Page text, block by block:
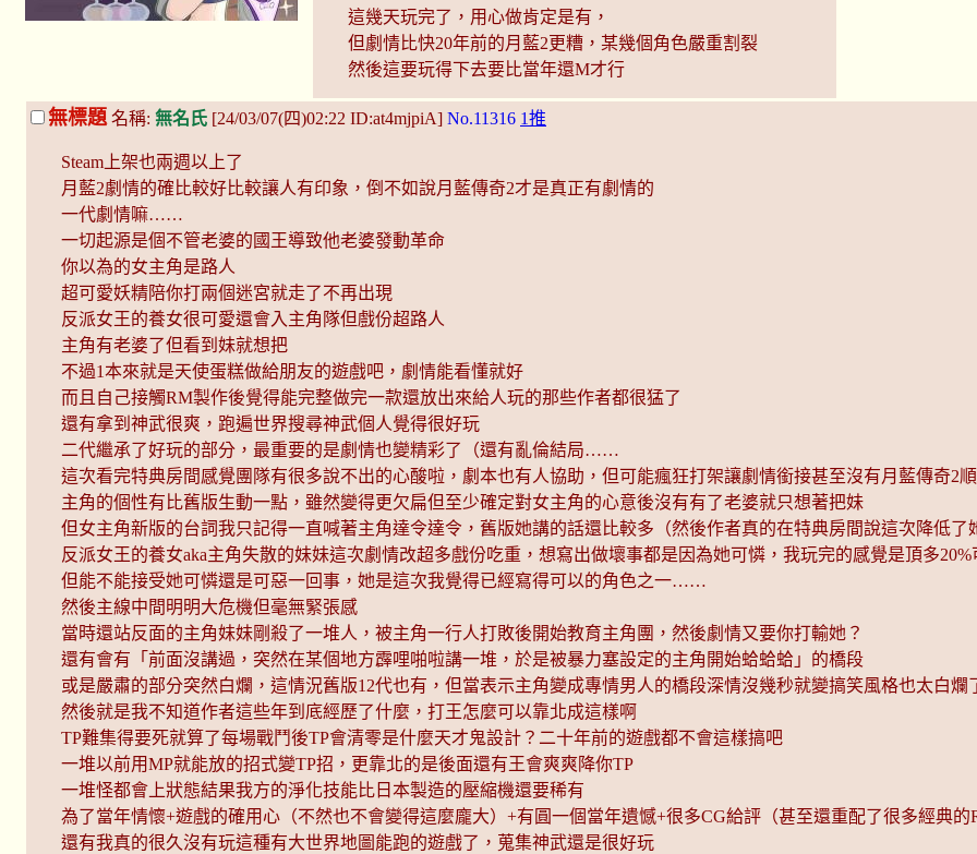
這幾天玩完了，用心做肯定是有，
但劇情比快20年前的月藍2更糟，某幾個角色嚴重割裂
然後這要玩得下去要比當年還M才行
無標題 名稱: 無名氏 [24/03/07(四)02:22 ID:at4mjpiA] No.11316 1推
Steam上架也兩週以上了
月藍2劇情的確比較好比較讓人有印象，倒不如說月藍傳奇2才是真正有劇情的
一代劇情嘛……
一切起源是個不管老婆的國王導致他老婆發動革命
你以為的女主角是路人
超可愛妖精陪你打兩個迷宮就走了不再出現
反派女王的養女很可愛還會入主角隊但戲份超路人
主角有老婆了但看到妹就想把
不過1本來就是天使蛋糕做給朋友的遊戲吧，劇情能看懂就好
而且自己接觸RM製作後覺得能完整做完一款還放出來給人玩的那些作者都很猛了
還有拿到神武很爽，跑遍世界搜尋神武個人覺得很好玩
二代繼承了好玩的部分，最重要的是劇情也變精彩了（還有亂倫結局……
這次看完特典房間感覺團隊有很多說不出的心酸啦，劇本也有人協助，但可能瘋狂打架讓劇情銜接甚至沒有月藍傳奇2
主角的個性有比舊版生動一點，雖然變得更欠扁但至少確定對女主角的心意後沒有有了老婆就只想著把妹
但女主角新版的台詞我只記得一直喊著主角達令達令，舊版她講的話還比較多（然後作者真的在特典房間說這次降低
反派女王的養女aka主角失散的妹妹這次劇情改超多戲份吃重，想寫出做壞事都是因為她可憐，我玩完的感覺是頂多20%
但能不能接受她可憐還是可惡一回事，她是這次我覺得已經寫得可以的角色之一……
然後主線中間明明大危機但毫無緊張感
當時還站反面的主角妹妹剛殺了一堆人，被主角一行人打敗後開始教育主角團，然後劇情又要你打輸她？
還有會有「前面沒講過，突然在某個地方霹哩啪啦講一堆，於是被暴力塞設定的主角開始蛤蛤蛤」的橋段
或是嚴肅的部分突然白爛，這情況舊版12代也有，但當表示主角變成專情男人的橋段深情沒幾秒就變搞笑風格也太白爛
然後就是我不知道作者這些年到底經歷了什麼，打王怎麼可以靠北成這樣啊
TP難集得要死就算了每場戰鬥後TP會清零是什麼天才鬼設計？二十年前的遊戲都不會這樣搞吧
一堆以前用MP就能放的招式變TP招，更靠北的是後面還有王會爽爽降你TP
一堆怪都會上狀態結果我方的淨化技能比日本製造的壓縮機還要稀有
為了當年情懷+遊戲的確用心（不然也不會變得這麼龐大）+有圓一個當年遺憾+很多CG給評（甚至還重配了很多經典的
還有我真的很久沒有玩這種有大世界地圖能跑的遊戲了，蒐集神武還是很好玩